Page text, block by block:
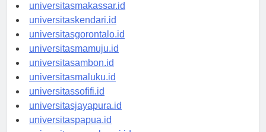
universitaspalu.id
universitasmakassar.id
universitaskendari.id
universitasgorontalo.id
universitasmamuju.id
universitasambon.id
universitasmaluku.id
universitassofifi.id
universitasjayapura.id